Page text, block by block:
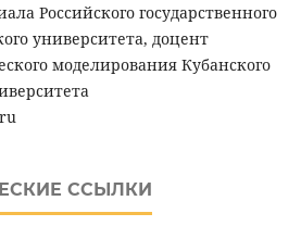
Российского государственного
университета, доцент
моделирования Кубанского
ССЫЛКИ